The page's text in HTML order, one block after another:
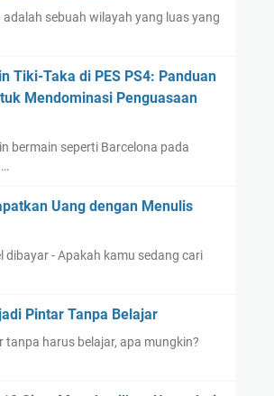
sebuah wilayah yang luas yang
Tiki-Taka di PES PS4: Panduan
Mendominasi Penguasaan
bermain seperti Barcelona pada
Uang dengan Menulis
dibayar - Apakah kamu sedang cari
Pintar Tanpa Belajar
tanpa harus belajar, apa mungkin?